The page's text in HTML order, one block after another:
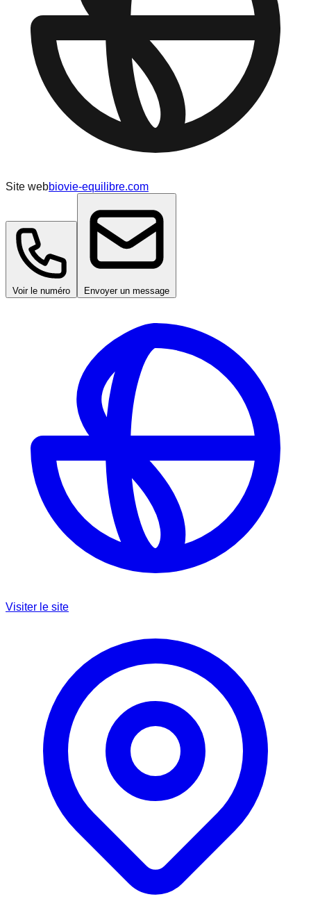
Site webbiovie-equilibre.com
Voir le numéro Envoyer un message
Visiter le site